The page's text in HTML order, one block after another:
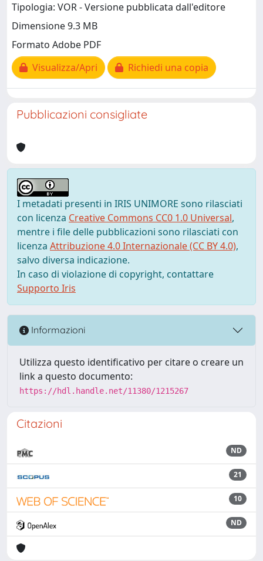
Tipologia: VOR - Versione pubblicata dall'editore
Dimensione 9.3 MB
Formato Adobe PDF
Visualizza/Apri
Richiedi una copia
Pubblicazioni consigliate
I metadati presenti in IRIS UNIMORE sono rilasciati
con licenza Creative Commons CC0 1.0 Universal,
mentre i file delle pubblicazioni sono rilasciati con
licenza Attribuzione 4.0 Internazionale (CC BY 4.0),
salvo diversa indicazione.
In caso di violazione di copyright, contattare
Supporto Iris
Informazioni
Utilizza questo identificativo per citare o creare un
link a questo documento:
https://hdl.handle.net/11380/1215267
Citazioni
ND
21
10
ND